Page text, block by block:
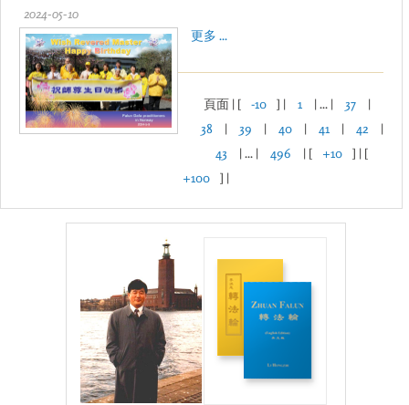
2024-05-10
更多 ...
頁面 | [ -10 ] | 1 | ... | 37
|
38
| 39 | 40 | 41 | 42
|
43
| ... | 496 | [ +10
] | [
+100
] |